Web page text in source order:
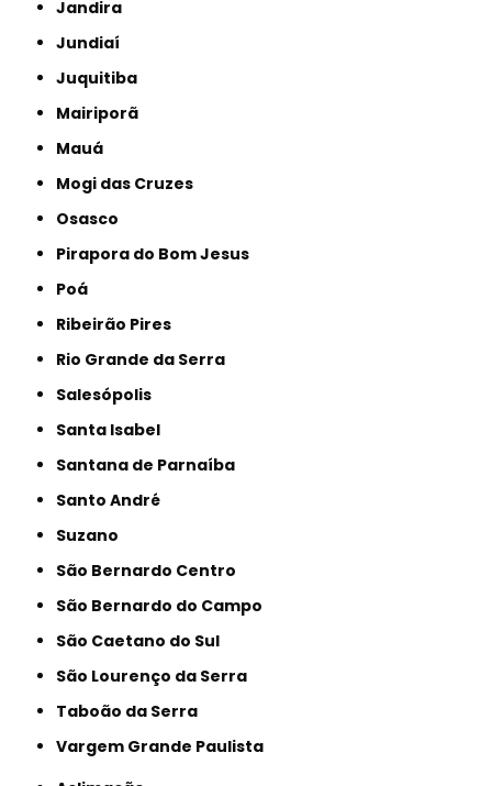
Jandira
Jundiaí
Juquitiba
Mairiporã
Mauá
Mogi das Cruzes
Osasco
Pirapora do Bom Jesus
Poá
Ribeirão Pires
Rio Grande da Serra
Salesópolis
Santa Isabel
Santana de Parnaíba
Santo André
Suzano
São Bernardo Centro
São Bernardo do Campo
São Caetano do Sul
São Lourenço da Serra
Taboão da Serra
Vargem Grande Paulista